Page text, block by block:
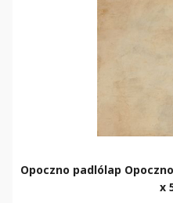
Opoczno padlólap
x